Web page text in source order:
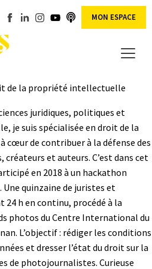
MON ESPACE
de la propriété intellectuelle
juridiques, politiques et
je suis spécialisée en droit de la
cœur de contribuer à la défense des
et auteurs. C’est dans cet
en 2018 à un hackathon
Une quinzaine de juristes et
h en continu, procédé à la
photos du Centre International du
L’objectif : rédiger les conditions
et dresser l’état du droit sur la
de photojournalistes. Curieuse